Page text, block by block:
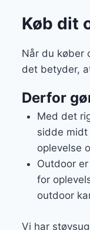
Køb dit
Når du køber
det betyder,
Derfor
Med det
sidde
oplevelse
Outdoor
for
outdoor
Vi har